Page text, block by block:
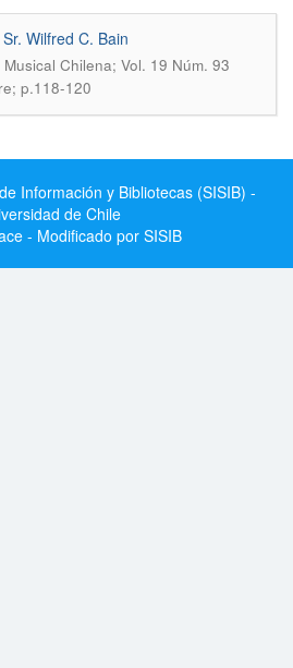
Wilfred C. Bain
Musical Chilena; Vol. 19 Núm. 93
p.118-120
Información y Bibliotecas (SISIB) -
de Chile
- Modificado por SISIB